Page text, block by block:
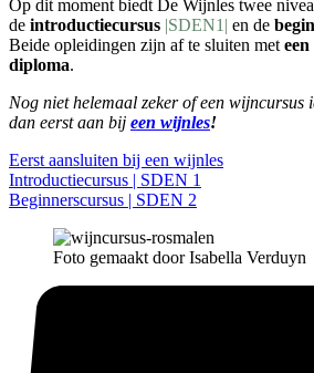
Op dit moment biedt De Wijnles twee
de introductiecursus |SDEN1| en de
Beide opleidingen zijn af te sluiten met
diploma.
Nog niet helemaal zeker of een wijncursus
dan eerst aan bij een wijnles!
Eerst aansluiten bij een wijnles
Introductiecursus | SDEN 1
Beginnerscursus | SDEN 2
Foto gemaakt door Isabella Verduyn